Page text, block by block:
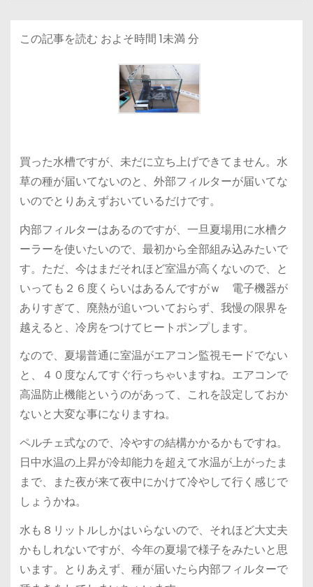
この記事を読む およそ時間 1未満 分
買った水槽ですが、未だに立ち上げできてません。水
草の種が届いてないのと、外部フィルターが届いてな
いのでとりあえずおいているだけです。
内部フィルターはあるのですが、一旦夏場用に水槽ク
ーラーを使いたいので、最初から全部組み込みたいで
す。ただ、今はまだそれほど室温が高くないので、と
いっても２６度くらいはあるんですがｗ 電子機器が
ありすぎて、廃熱が追いついておらず、我慢の限界を
越えると、冷房をつけてヒートポンプします。
なので、夏場普通に室温がエアコン監視モードでない
と、４０度なんてすぐ行っちゃいますね。エアコンで
高温防止機能というのがあって、これを設定しておか
ないと大変な事になりますね。
ペルチェ式なので、冷やすの結構かかるかもですね。
日中水温の上昇が冷却能力を超えて水温が上がったま
まで、また夜が来て夜中にかけて冷やして行く感じで
しょうかね。
水も８リットルしかはいらないので、それほど大丈夫
かもしれないですが、今年の夏場で様子をみたいと思
います。とりあえず、種が届いたら内部フィルターで